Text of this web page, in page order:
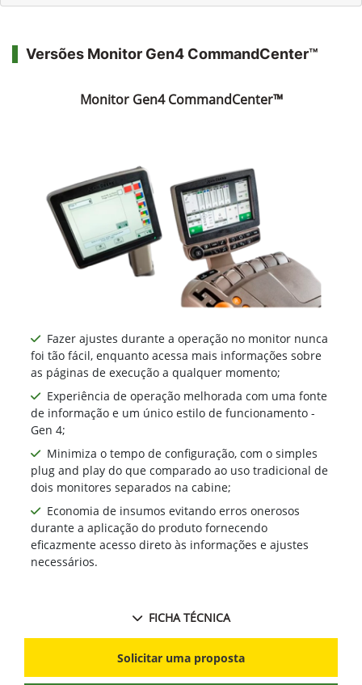
Versões Monitor Gen4 CommandCenter™
Monitor Gen4 CommandCenter™
Fazer ajustes durante a operação no monitor nunca
foi tão fácil, enquanto acessa mais informações sobre
as páginas de execução a qualquer momento;
Experiência de operação melhorada com uma fonte
de informação e um único estilo de funcionamento -
Gen 4;
Minimiza o tempo de configuração, com o simples
plug and play do que comparado ao uso tradicional de
dois monitores separados na cabine;
Economia de insumos evitando erros onerosos
durante a aplicação do produto fornecendo
eficazmente acesso direto às informações e ajustes
necessários.
FICHA TÉCNICA
Solicitar uma proposta